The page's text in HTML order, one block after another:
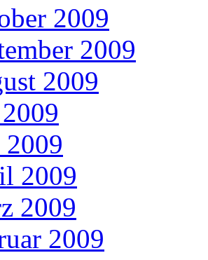
2009
2009
2009
2009
2009
2009